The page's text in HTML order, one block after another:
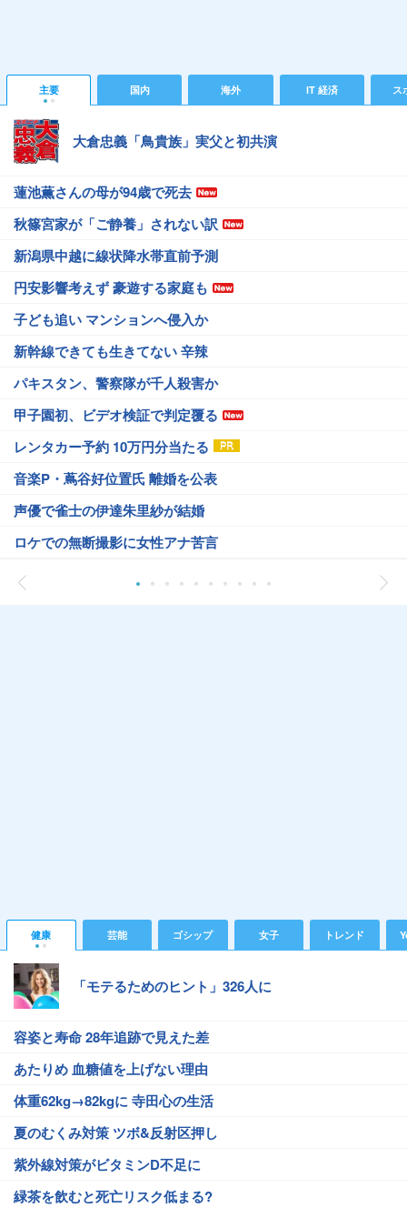
主要 国内 海外 IT 経済 ス
大倉忠義「鳥貴族」実父と初共演
蓮池薫さんの母が94歳で死去
秋篠宮家が「ご静養」されない訳
新潟県中越に線状降水帯直前予測
円安影響考えず 豪遊する家庭も
子ども追い マンションへ侵入か
新幹線できても生きてない 辛辣
パキスタン、警察隊が千人殺害か
甲子園初、ビデオ検証で判定覆る
レンタカー予約 10万円分当たる
音楽P・蔦谷好位置氏 離婚を公表
声優で雀士の伊達朱里紗が結婚
ロケでの無断撮影に女性アナ苦言
健康 芸能 ゴシップ 女子 トレンド
「モテるためのヒント」326人に
容姿と寿命 28年追跡で見えた差
あたりめ 血糖値を上げない理由
体重62kg→82kgに 寺田心の生活
夏のむくみ対策 ツボ&反射区押し
紫外線対策がビタミンD不足に
緑茶を飲むと死亡リスク低まる?